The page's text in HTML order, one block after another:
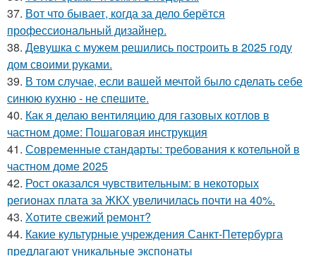
37. Вот что бывает, когда за дело берётся
профессиональный дизайнер.
38. Девушка с мужем решились построить в 2025 году
дом своими руками.
39. В том случае, если вашей мечтой было сделать себе
синюю кухню - не спешите.
40. Как я делаю вентиляцию для газовых котлов в
частном доме: Пошаговая инструкция
41. Современные стандарты: требования к котельной в
частном доме 2025
42. Рост оказался чувствительным: в некоторых
регионах плата за ЖКХ увеличилась почти на 40%.
43. Хотите свежий ремонт?
44. Какие культурные учреждения Санкт-Петербурга
предлагают уникальные экспонаты